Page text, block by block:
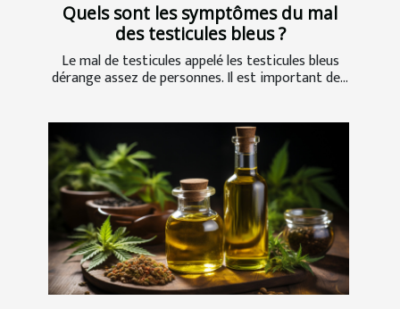
Quels sont les symptômes du mal
des testicules bleus ?
Le mal de testicules appelé les testicules bleus
dérange assez de personnes. Il est important de...